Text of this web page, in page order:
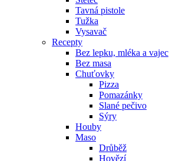
Tavná pistole
Tužka
Vysavač
Recepty
Bez lepku, mléka a vajec
Bez masa
Chuťovky
Pizza
Pomazánky
Slané pečivo
Sýry
Houby
Maso
Drůběž
Hovězí